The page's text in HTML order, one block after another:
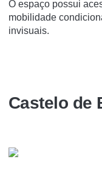
O espaço possui
mobilidade
invisuais.
Castelo de